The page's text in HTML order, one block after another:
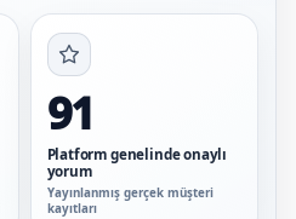
91
Platform genelinde onaylı
yorum
Yayınlanmış gerçek müşteri
kayıtları